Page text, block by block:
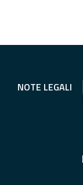
NOTE LEGALI